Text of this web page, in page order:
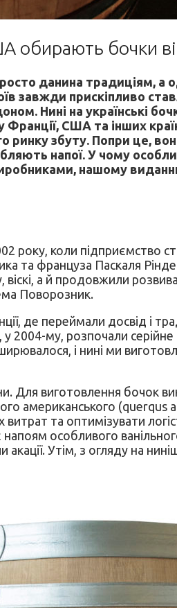
обирають бочки
данина традиціям, а
завжди прискіпливо
Нині на українські
США та інших
ринку збуту. Попри це,
напої. У чому
нашому
року, коли підприємство
та француза Паскаля
а й продовжили
Поворозник.
де переймали досвід і
2004-му, розпочали
і нині ми
Для виготовлення бочок
американського
та оптимізувати
особливого
Утім, з огляду на